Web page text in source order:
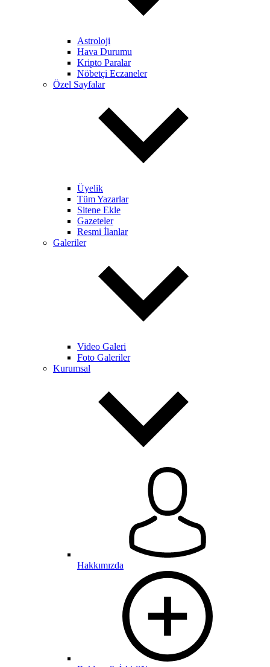
Astroloji
Hava Durumu
Kripto Paralar
Nöbetçi Eczaneler
Özel Sayfalar
Üyelik
Tüm Yazarlar
Sitene Ekle
Gazeteler
Resmi İlanlar
Galeriler
Video Galeri
Foto Galeriler
Kurumsal
Hakkımızda